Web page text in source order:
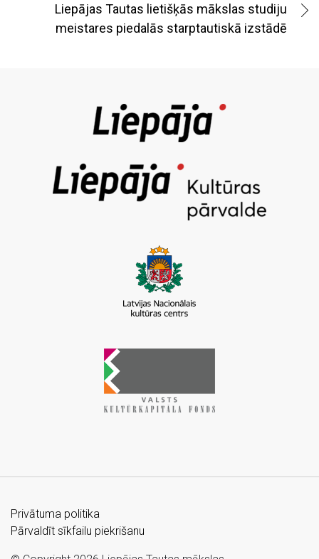
Liepājas Tautas lietišķās mākslas studiju
meistares piedalās starptautiskā izstādē
Privātuma politika
Pārvaldīt sīkfailu piekrišanu